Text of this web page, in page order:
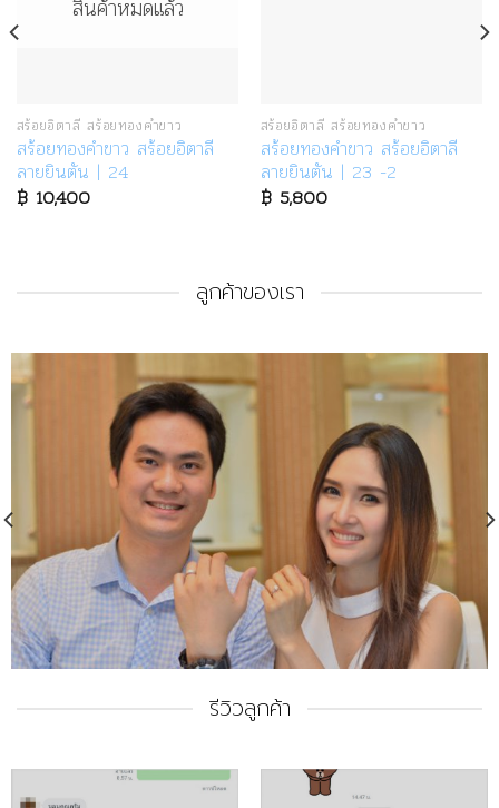
สินค้าหมดแล้ว
สร้อยอิตาลี สร้อยทองคำขาว
สร้อยทองคำขาว สร้อยอิตาลี
ลายยินตัน | 24
฿10,400
สร้อยอิตาลี สร้อยทองคำขาว
สร้อยทองคำขาว สร้อยอิตาลี
ลายยินตัน | 23 -2
฿5,800
ลูกค้าของเรา
รีวิวลูกค้า